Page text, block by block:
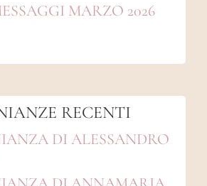
MARZO 2026
RECENTI
DI ALESSANDRO